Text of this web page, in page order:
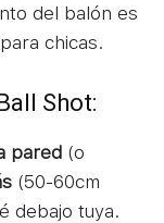
del balón es
chicas.
Shot:
pared (o
(50-60cm
debajo tuya.